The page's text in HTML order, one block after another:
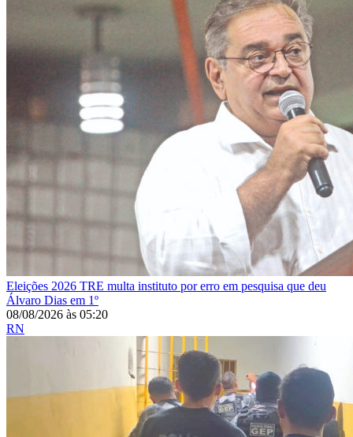
Eleições 2026 TRE multa instituto por erro em pesquisa que deu
Álvaro Dias em 1º
08/08/2026 às 05:20
RN